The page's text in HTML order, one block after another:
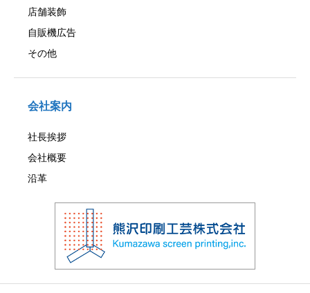
店舗装飾
自販機広告
その他
会社案内
社長挨拶
会社概要
沿革